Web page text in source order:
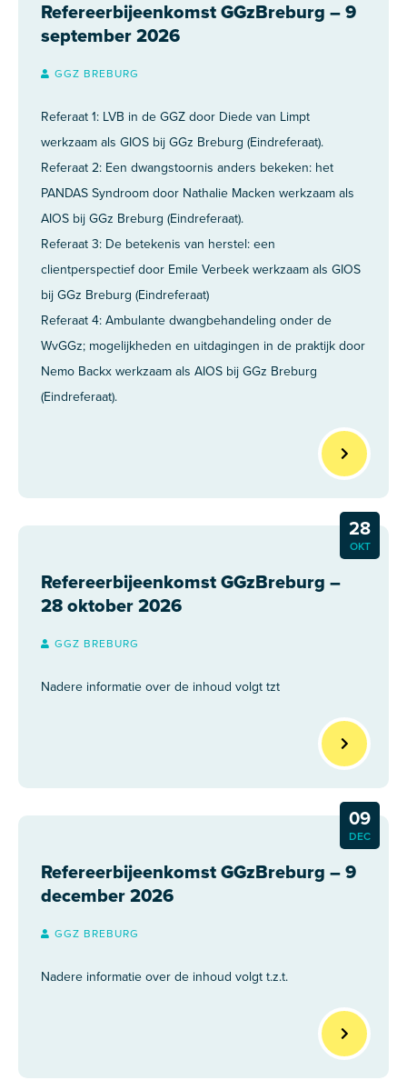
Refereerbijeenkomst GGzBreburg – 9
september 2026
GGZ BREBURG
Referaat 1: LVB in de GGZ door Diede van Limpt
werkzaam als GIOS bij GGz Breburg (Eindreferaat).
Referaat 2: Een dwangstoornis anders bekeken: het
PANDAS Syndroom door Nathalie Macken werkzaam als
AIOS bij GGz Breburg (Eindreferaat).
Referaat 3: De betekenis van herstel: een
clientperspectief door Emile Verbeek werkzaam als GIOS
bij GGz Breburg (Eindreferaat)
Referaat 4: Ambulante dwangbehandeling onder de
WvGGz; mogelijkheden en uitdagingen in de praktijk door
Nemo Backx werkzaam als AIOS bij GGz Breburg
(Eindreferaat).
Refereerbijeenkomst GGzBreburg –
28 oktober 2026
28
OKT
GGZ BREBURG
Nadere informatie over de inhoud volgt tzt
Refereerbijeenkomst GGzBreburg – 9
december 2026
09
DEC
GGZ BREBURG
Nadere informatie over de inhoud volgt t.z.t.